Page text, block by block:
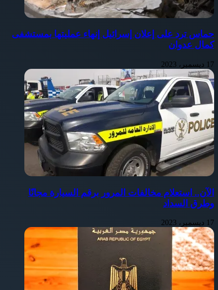
حماس ترد على إعلان إسرائيل إنهاء عمليتها بمستشفى
كمال عدوان
17 ديسمبر، 2023
الآن.. استعلام مخالفات المرور برقم السيارة مجانًا
وطرق السداد
17 ديسمبر، 2023